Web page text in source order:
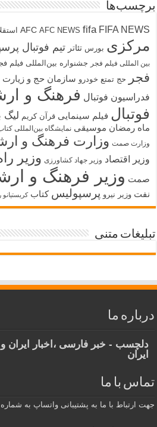
برچسب‌ها
AFC AFC NEWS fifa FIFA NEWS
مرکزی بورس تئاتر تیم فوتبال
بین المللی فیلم فجر جشنواره بین‌المللی فیلم
فجر
حج تمتع خودرو سازمان حج و زیارت
فدراسیون فوتبال فرهنگ و
فوتبال فیلم سینمایی قرآن کریم لیگ
ماه رمضان موسیقی نمایشگاه بین‌المللی
وزارت صمت وزارت فرهنگ و
وزیر اقتصاد وزیر جهاد کشاورزی وزیر
صمت وزیر فرهنگ و
نفت وزیر نیرو پرسپولیس کتاب
تبلیغات متنی
درباره ما
دلچسب - خبر فارسی ،اخبار ایران و
ایران
تماس با ما
جهت ارتباط با ما به پشتیبانی واتساپ به شماره 09056213048 در ارتباط